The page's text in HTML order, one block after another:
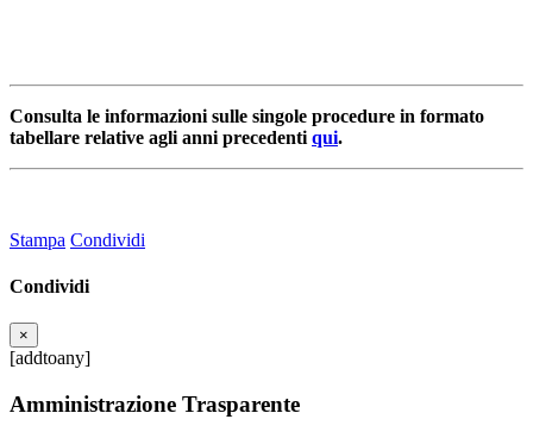
Consulta le informazioni sulle singole procedure in formato
tabellare relative agli anni precedenti qui.
Stampa Condividi
Condividi
×
[addtoany]
Amministrazione Trasparente